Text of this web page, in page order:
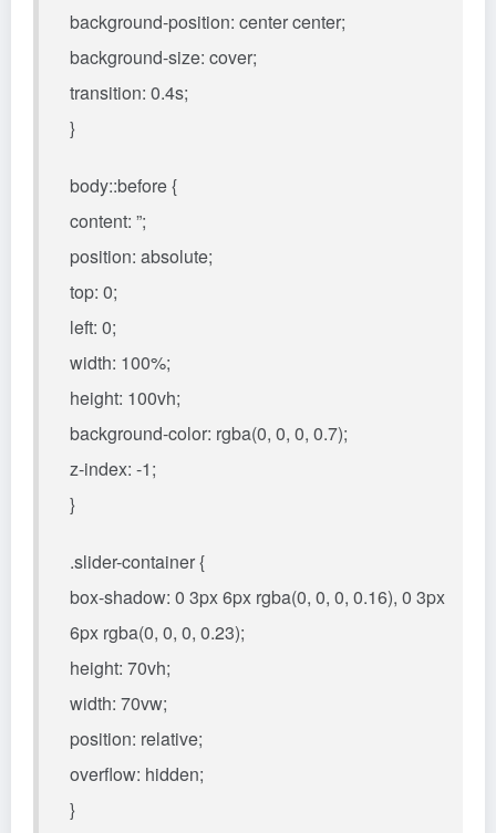
background-position: center center;
background-size: cover;
transition: 0.4s;
}
body::before {
content: ”;
position: absolute;
top: 0;
left: 0;
width: 100%;
height: 100vh;
background-color: rgba(0, 0, 0, 0.7);
z-index: -1;
}
.slider-container {
box-shadow: 0 3px 6px rgba(0, 0, 0, 0.16), 0 3px
6px rgba(0, 0, 0, 0.23);
height: 70vh;
width: 70vw;
position: relative;
overflow: hidden;
}